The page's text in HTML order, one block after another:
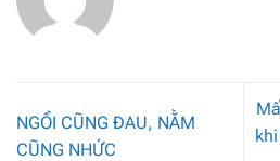
NGỒI CŨNG ĐAU, NẰM
CŨNG NHỨC